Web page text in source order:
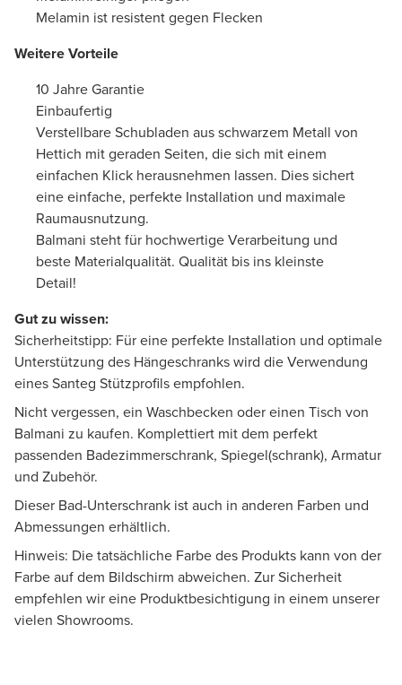
Melamin ist resistent gegen Flecken
Weitere Vorteile
10 Jahre Garantie
Einbaufertig
Verstellbare Schubladen aus schwarzem Metall von
Hettich mit geraden Seiten, die sich mit einem
einfachen Klick herausnehmen lassen. Dies sichert
eine einfache, perfekte Installation und maximale
Raumausnutzung.
Balmani steht für hochwertige Verarbeitung und
beste Materialqualität. Qualität bis ins kleinste
Detail!
Gut zu wissen:
Sicherheitstipp: Für eine perfekte Installation und optimale
Unterstützung des Hängeschranks wird die Verwendung
eines Santeg Stützprofils empfohlen.
Nicht vergessen, ein Waschbecken oder einen Tisch von
Balmani zu kaufen. Komplettiert mit dem perfekt
passenden Badezimmerschrank, Spiegel(schrank), Armatur
und Zubehör.
Dieser Bad-Unterschrank ist auch in anderen Farben und
Abmessungen erhältlich.
Hinweis: Die tatsächliche Farbe des Produkts kann von der
Farbe auf dem Bildschirm abweichen. Zur Sicherheit
empfehlen wir eine Produktbesichtigung in einem unserer
vielen Showrooms.